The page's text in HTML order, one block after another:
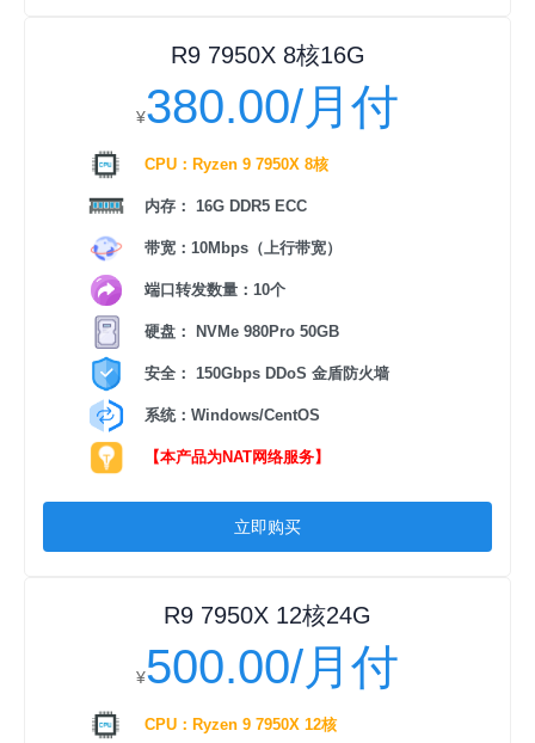
R9 7950X 8核16G
¥380.00/月付
CPU：Ryzen 9 7950X 8核
内存： 16G DDR5 ECC
带宽：10Mbps（上行带宽）
端口转发数量：10个
硬盘： NVMe 980Pro 50GB
安全： 150Gbps DDoS 金盾防火墙
系统：Windows/CentOS
【本产品为NAT网络服务】
立即购买
R9 7950X 12核24G
¥500.00/月付
CPU：Ryzen 9 7950X 12核